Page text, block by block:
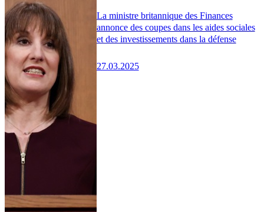
La ministre britannique des Finances
annonce des coupes dans les aides sociales
et des investissements dans la défense
27.03.2025